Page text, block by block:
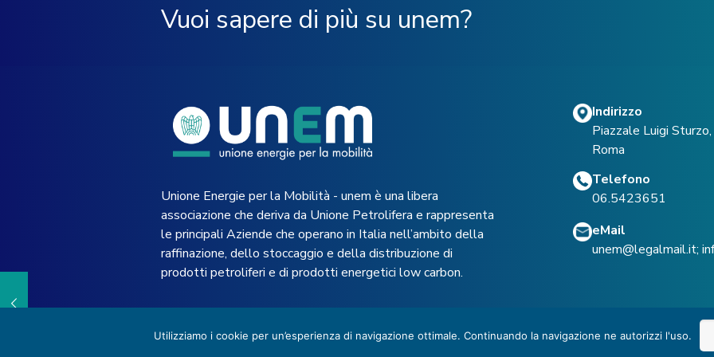
Vuoi sapere di più su unem?
Unione Energie per la Mobilità - unem è una libera
associazione che deriva da Unione Petrolifera e rappresenta
le principali Aziende che operano in Italia nell’ambito della
raffinazione, dello stoccaggio e della distribuzione di
prodotti petroliferi e di prodotti energetici low carbon.
Indirizzo
Piazzale Luigi
Roma
Telefono
06.5423651
eMail
unem@legalmail.it;
© 2022 UNEM -Privacy Policy
Utilizziamo i cookie per un’esperienza di navigazione ottimale. Continuando la navigazione ne autorizzi l'uso.